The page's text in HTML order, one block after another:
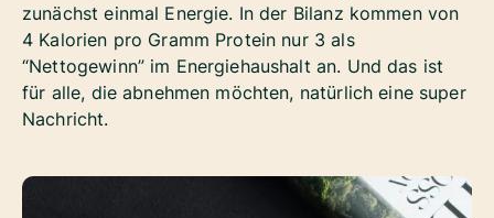
zunächst einmal Energie. In der Bilanz kommen von
4 Kalorien pro Gramm Protein nur 3 als
“Nettogewinn” im Energiehaushalt an. Und das ist
für alle, die abnehmen möchten, natürlich eine super
Nachricht.